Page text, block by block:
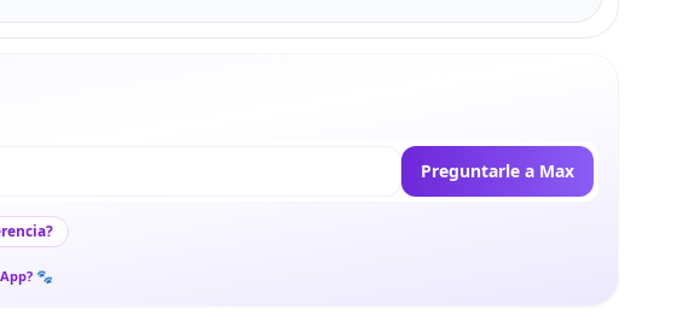
Preguntarle a Max
🐾